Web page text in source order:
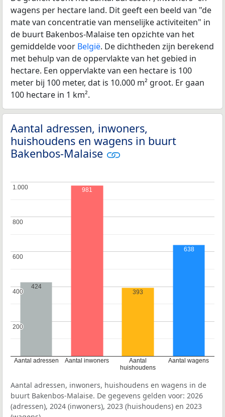
wagens per hectare land. Dit geeft een beeld van "de
mate van concentratie van menselijke activiteiten" in
de buurt Bakenbos-Malaise ten opzichte van het
gemiddelde voor België. De dichtheden zijn berekend
met behulp van de oppervlakte van het gebied in
hectare. Een oppervlakte van een hectare is 100
meter bij 100 meter, dat is 10.000 m² groot. Er gaan
100 hectare in 1 km².
Aantal adressen, inwoners,
huishoudens en wagens in buurt
Bakenbos-Malaise
Aantal adressen Aantal inwoners
Aantal
huishoudens
Aantal wagens
200
200
400
400
600
600
800
800
1.000
1.000
424
981
393
638
Aantal adressen, inwoners, huishoudens en wagens in de
buurt Bakenbos-Malaise. De gegevens gelden voor: 2026
(adressen), 2024 (inwoners), 2023 (huishoudens) en 2023